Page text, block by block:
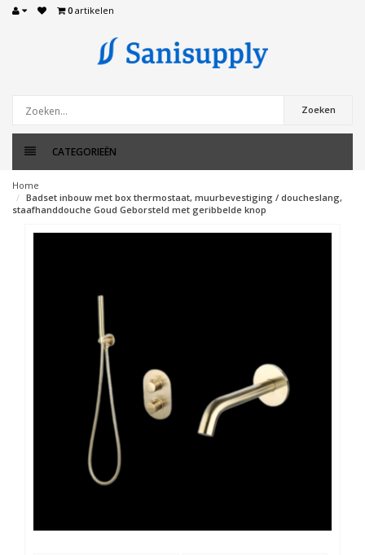
0 artikelen
Zoeken
CATEGORIEËN
Home
Badset inbouw met box thermostaat, muurbevestiging / doucheslang,
staafhanddouche Goud Geborsteld met geribbelde knop